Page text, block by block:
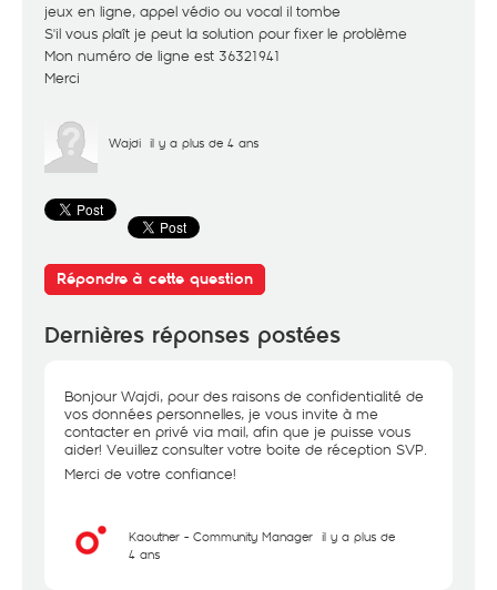
jeux en ligne, appel védio ou vocal il tombe
S'il vous plaît je peut la solution pour fixer le problème
Mon numéro de ligne est 36321941
Merci
Wajdi il y a plus de 4 ans
Répondre à cette question
Dernières réponses postées
Bonjour Wajdi, pour des raisons de confidentialité de
vos données personnelles, je vous invite à me
contacter en privé via mail, afin que je puisse vous
aider! Veuillez consulter votre boite de réception SVP.
Merci de votre confiance!
Kaouther - Community Manager il y a plus de
4 ans